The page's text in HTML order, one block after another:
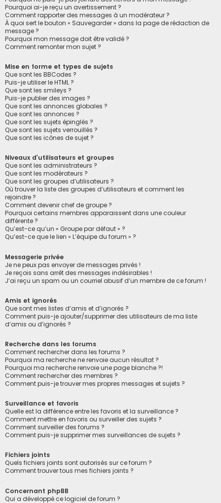
Pourquoi ai-je reçu un avertissement ?
Comment rapporter des messages à un modérateur ?
À quoi sert le bouton « Sauvegarder » dans la page de rédaction de
message ?
Pourquoi mon message doit être validé ?
Comment remonter mon sujet ?
Mise en forme et types de sujets
Que sont les BBCodes ?
Puis-je utiliser le HTML ?
Que sont les smileys ?
Puis-je publier des images ?
Que sont les annonces globales ?
Que sont les annonces ?
Que sont les sujets épinglés ?
Que sont les sujets verrouillés ?
Que sont les icônes de sujet ?
Niveaux d’utilisateurs et groupes
Que sont les administrateurs ?
Que sont les modérateurs ?
Que sont les groupes d’utilisateurs ?
Où trouver la liste des groupes d’utilisateurs et comment les
rejoindre ?
Comment devenir chef de groupe ?
Pourquoi certains membres apparaissent dans une couleur
différente ?
Qu’est-ce qu’un « Groupe par défaut » ?
Qu’est-ce que le lien « L’équipe du forum » ?
Messagerie privée
Je ne peux pas envoyer de messages privés !
Je reçois sans arrêt des messages indésirables !
J’ai reçu un spam ou un courriel abusif d’un membre de ce forum !
Amis et ignorés
Que sont mes listes d’amis et d’ignorés ?
Comment puis-je ajouter/supprimer des utilisateurs de ma liste
d’amis ou d’ignorés ?
Recherche dans les forums
Comment rechercher dans les forums ?
Pourquoi ma recherche ne renvoie aucun résultat ?
Pourquoi ma recherche renvoie une page blanche ?!
Comment rechercher des membres ?
Comment puis-je trouver mes propres messages et sujets ?
Surveillance et favoris
Quelle est la différence entre les favoris et la surveillance ?
Comment mettre en favoris ou surveiller des sujets ?
Comment surveiller des forums ?
Comment puis-je supprimer mes surveillances de sujets ?
Fichiers joints
Quels fichiers joints sont autorisés sur ce forum ?
Comment trouver tous mes fichiers joints ?
Concernant phpBB
Qui a développé ce logiciel de forum ?